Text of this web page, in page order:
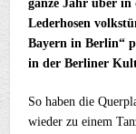
ganze Jahr über
Lederhosen
Bayern in Berlin“
in der Berliner
So haben die
wieder zu einem